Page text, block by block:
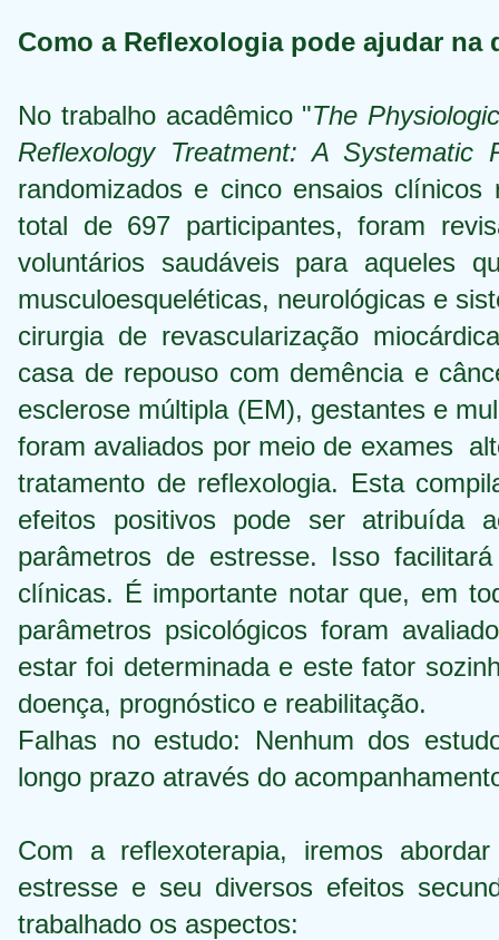
Como a Reflexologia pode ajudar
No trabalho acadêmico "The
Reflexology Treatment: A Systematic
randomizados e cinco ensaios
total de 697 participantes, foram
voluntários saudáveis ​​para aqueles
musculoesqueléticas, neurológicas e
cirurgia de revascularização
casa de repouso com demência e
esclerose múltipla (EM), gestantes e
foram avaliados por meio de exames
tratamento de reflexologia. Esta
efeitos positivos pode ser atribuída
parâmetros de estresse. Isso
clínicas. É importante notar que, em
parâmetros psicológicos foram
estar foi determinada e este fator
doença, prognóstico e reabilitação.
Falhas no estudo: Nenhum dos
longo prazo através do
Com a reflexoterapia, iremos
estresse e seu diversos efeitos
trabalhado os aspectos: